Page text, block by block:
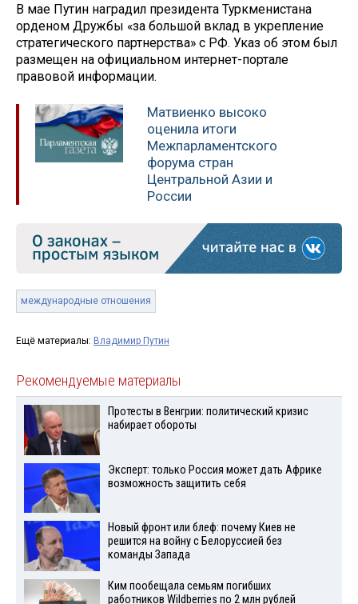
В мае Путин наградил президента Туркменистана
орденом Дружбы «за большой вклад в укрепление
стратегического партнерства» с РФ. Указ об этом был
размещен на официальном интернет-портале
правовой информации.
Матвиенко высоко
оценила итоги
Межпарламентского
форума стран
Центральной Азии и
России
международные отношения
Ещё материалы: Владимир Путин
Рекомендуемые материалы
Протесты в Венгрии: политический кризис
набирает обороты
Эксперт: только Россия может дать Африке
возможность защитить себя
Новый фронт или блеф: почему Киев не
решится на войну с Белоруссией без
команды Запада
Ким пообещала семьям погибших
работников Wildberries по 2 млн рублей